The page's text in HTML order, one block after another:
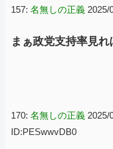
157: 名無しの正義 2025/
まぁ政党支持率見
170: 名無しの正義 2025/
ID:PESwwvDB0